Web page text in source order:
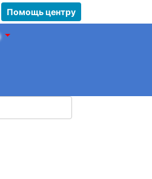
Помощь центру